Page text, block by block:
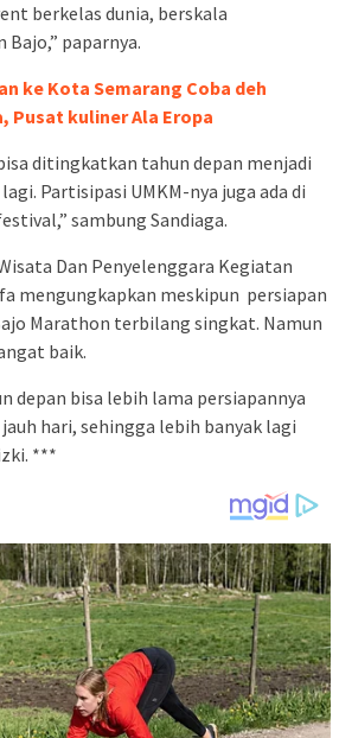
berkelas dunia, berskala
paparnya.
ke Kota Semarang Coba deh
Pusat kuliner Ala Eropa
ditingkatkan tahun depan menjadi
Partisipasi UMKM-nya juga ada di
sambung Sandiaga.
Dan Penyelenggara Kegiatan
mengungkapkan meskipun persiapan
Marathon terbilang singkat. Namun
baik.
depan bisa lebih lama persiapannya
hari, sehingga lebih banyak lagi
***